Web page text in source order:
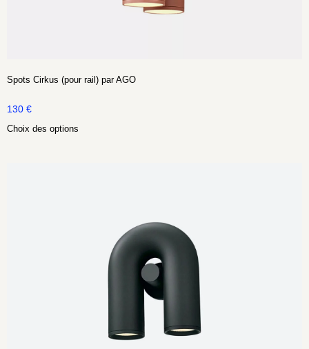
Spots Cirkus (pour rail) par AGO
130 €
Choix des options